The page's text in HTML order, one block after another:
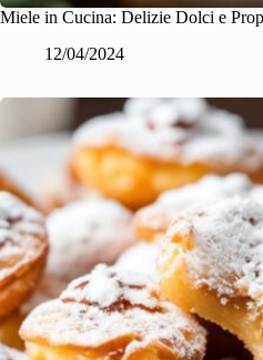
Miele in Cucina: Delizie Dolci e
12/04/2024